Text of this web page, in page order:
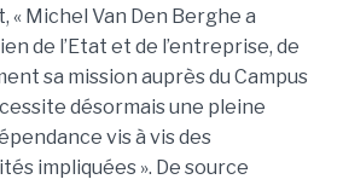
Michel Van Den Berghe a
de l’Etat et de l’entreprise, de
sa mission auprès du Campus
désormais une pleine
vis à vis des
impliquées ». De source